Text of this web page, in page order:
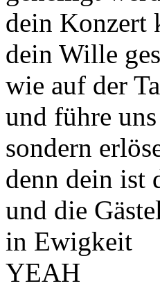
dein Konzert
dein Wille
wie auf der
und führe
sondern
denn dein ist
und die
in Ewigkeit
YEAH